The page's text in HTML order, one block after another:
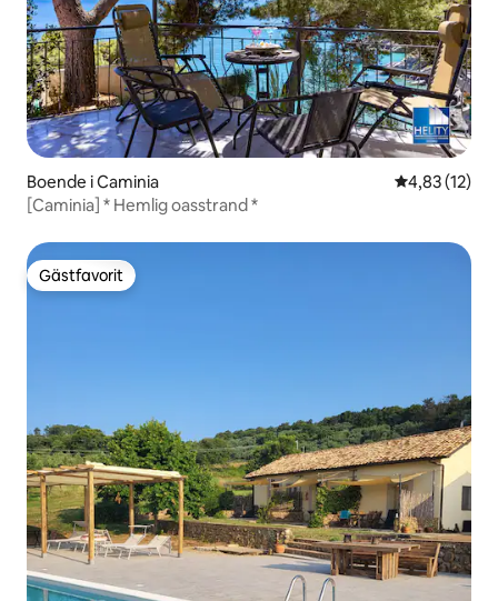
Boende i Caminia 4,83 av 5 i
4,83 (12)
[Caminia] * Hemlig oasstrand *
Gästfavorit
Gästfavorit